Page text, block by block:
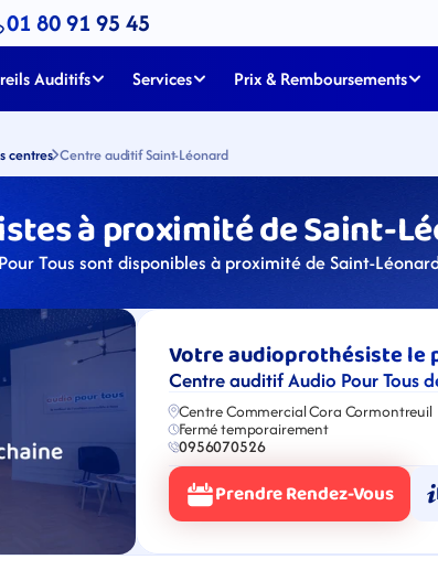
01 80 91 95 45
Auditifs Services Prix & Remboursements
centres Centre auditif Saint-Léonard
à proximité de Saint-
Tous sont disponibles à proximité de Saint-
Votre audioprothésiste le
Centre auditif Audio Pour Tous
Centre Commercial Cora Cormontreuil
Fermé temporairement
0956070526
Prendre Rendez-Vous